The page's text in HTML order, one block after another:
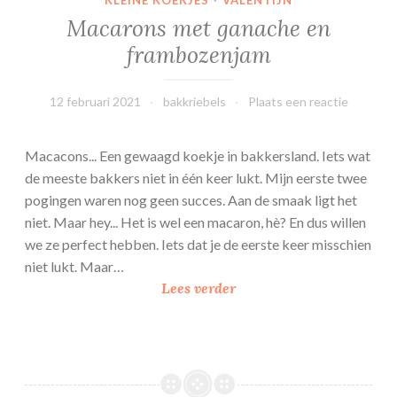
Macarons met ganache en
frambozenjam
12 februari 2021 bakkriebels Plaats een reactie
Macacons... Een gewaagd koekje in bakkersland. Iets wat
de meeste bakkers niet in één keer lukt. Mijn eerste twee
pogingen waren nog geen succes. Aan de smaak ligt het
niet. Maar hey... Het is wel een macaron, hè? En dus willen
we ze perfect hebben. Iets dat je de eerste keer misschien
niet lukt. Maar…
Lees verderM